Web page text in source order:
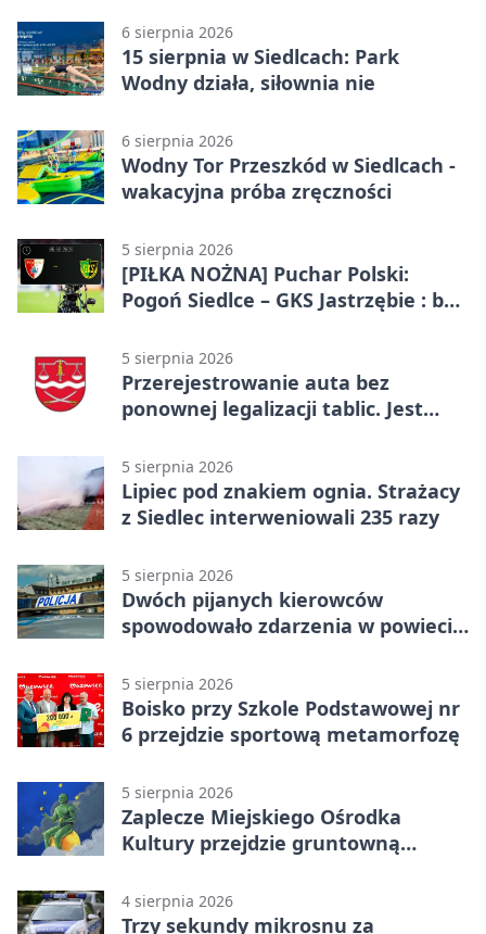
6 sierpnia 2026
15 sierpnia w Siedlcach: Park
Wodny działa, siłownia nie
6 sierpnia 2026
Wodny Tor Przeszkód w Siedlcach -
wakacyjna próba zręczności
5 sierpnia 2026
[PIŁKA NOŻNA] Puchar Polski:
Pogoń Siedlce – GKS Jastrzębie : bez
5 sierpnia 2026
Przerejestrowanie auta bez
ponownej legalizacji tablic. Jest
5 sierpnia 2026
Lipiec pod znakiem ognia. Strażacy
z Siedlec interweniowali 235 razy
5 sierpnia 2026
Dwóch pijanych kierowców
spowodowało zdarzenia w powiecie
5 sierpnia 2026
Boisko przy Szkole Podstawowej nr
6 przejdzie sportową metamorfozę
5 sierpnia 2026
Zaplecze Miejskiego Ośrodka
Kultury przejdzie gruntowną
4 sierpnia 2026
Trzy sekundy mikrosnu za